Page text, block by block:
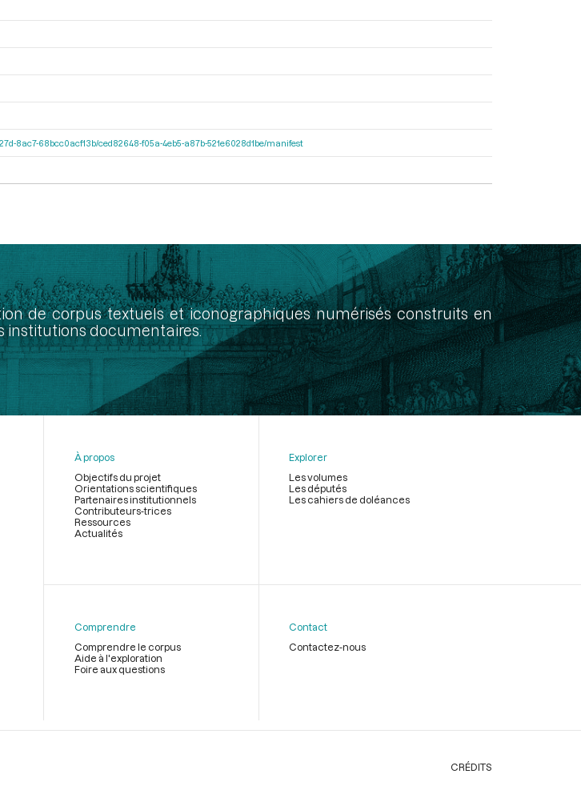
8ac7-68bcc0acf13b/ced82648-f05a-4eb5-a87b-521e6028d1be/manifest
de corpus textuels et iconographiques numérisés construits en
institutions documentaires.
page
À propos
Objectifs du projet
Orientations scientifiques
Partenaires institutionnels
Contributeurs-trices
Ressources
Actualités
Explorer
Les volumes
Les députés
Les cahiers de doléances
Comprendre
Comprendre le corpus
Aide à l'exploration
Foire aux questions
Contact
Contactez-nous
CRÉDITS